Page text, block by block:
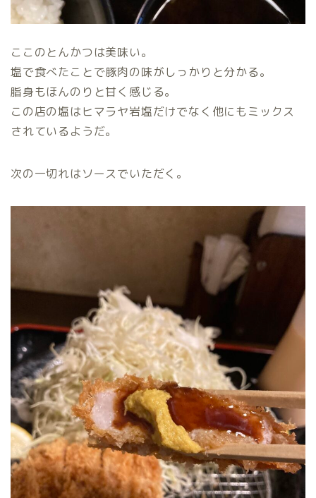
ここのとんかつは美味い。
塩で食べたことで豚肉の味がしっかりと分かる。
脂身もほんのりと甘く感じる。
この店の塩はヒマラヤ岩塩だけでなく他にもミックス
されているようだ。
次の一切れはソースでいただく。